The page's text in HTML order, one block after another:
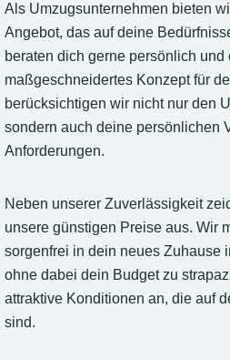
Als Umzugsunternehmen bieten
Angebot, das auf deine
beraten dich gerne persönlich und
maßgeschneidertes Konzept für
berücksichtigen wir nicht nur den
sondern auch deine persönlichen
Anforderungen.
Neben unserer Zuverlässigkeit
unsere günstigen Preise aus. Wir
sorgenfrei in dein neues Zuhause
ohne dabei dein Budget zu
attraktive Konditionen an, die auf
sind.